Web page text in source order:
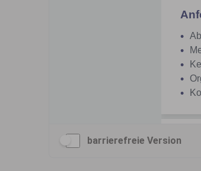
barrierefreie Version